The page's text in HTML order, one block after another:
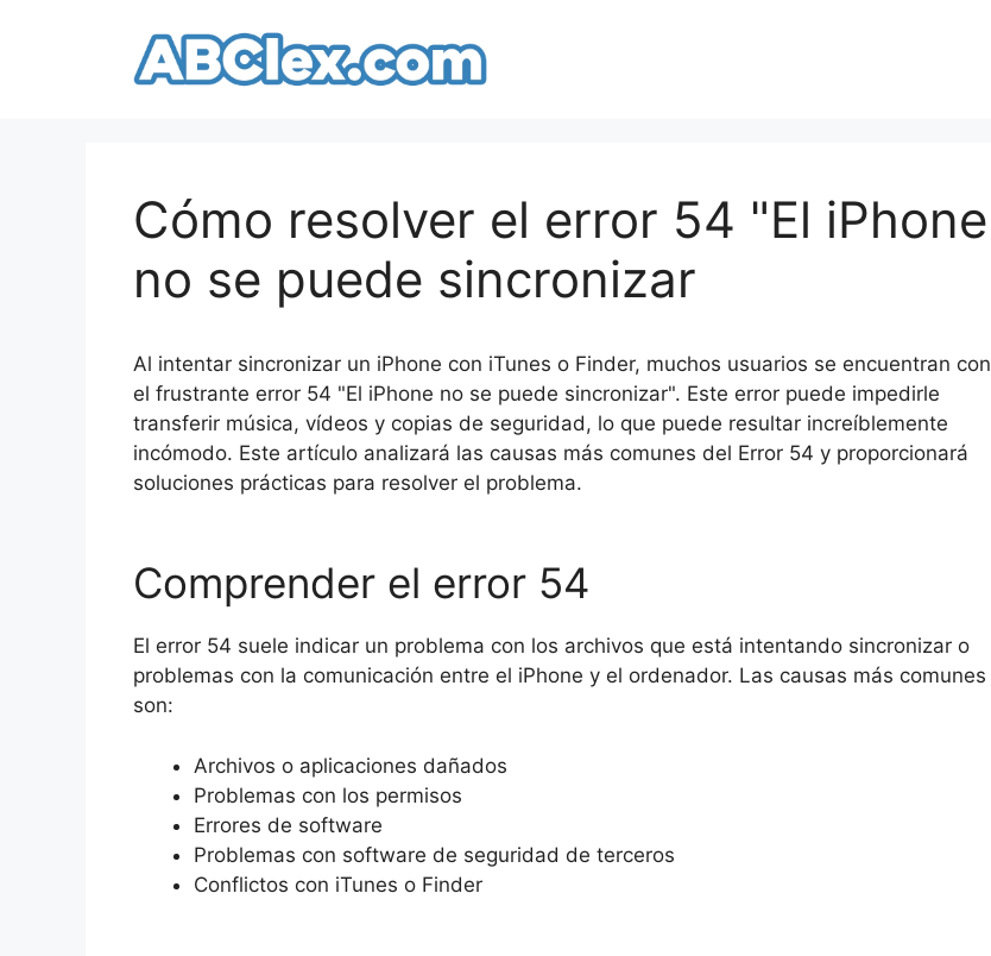
Cómo resolver el error 54 "El iPhone
no se puede sincronizar
Al intentar sincronizar un iPhone con iTunes o Finder, muchos usuarios se encuentran con
el frustrante error 54 "El iPhone no se puede sincronizar". Este error puede impedirle
transferir música, vídeos y copias de seguridad, lo que puede resultar increíblemente
incómodo. Este artículo analizará las causas más comunes del Error 54 y proporcionará
soluciones prácticas para resolver el problema.
Comprender el error 54
El error 54 suele indicar un problema con los archivos que está intentando sincronizar o
problemas con la comunicación entre el iPhone y el ordenador. Las causas más comunes
son:
Archivos o aplicaciones dañados
Problemas con los permisos
Errores de software
Problemas con software de seguridad de terceros
Conflictos con iTunes o Finder